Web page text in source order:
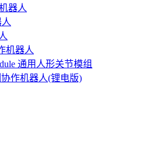
器人
机器人
通用人形关节模组
作机器人(锂电版)